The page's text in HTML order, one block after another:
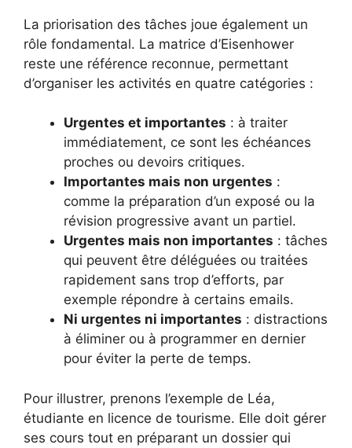
La priorisation des tâches joue également un
rôle fondamental. La matrice d’Eisenhower
reste une référence reconnue, permettant
d’organiser les activités en quatre catégories :
Urgentes et importantes : à traiter
immédiatement, ce sont les échéances
proches ou devoirs critiques.
Importantes mais non urgentes :
comme la préparation d’un exposé ou la
révision progressive avant un partiel.
Urgentes mais non importantes : tâches
qui peuvent être déléguées ou traitées
rapidement sans trop d’efforts, par
exemple répondre à certains emails.
Ni urgentes ni importantes : distractions
à éliminer ou à programmer en dernier
pour éviter la perte de temps.
Pour illustrer, prenons l’exemple de Léa,
étudiante en licence de tourisme. Elle doit gérer
ses cours tout en préparant un dossier qui